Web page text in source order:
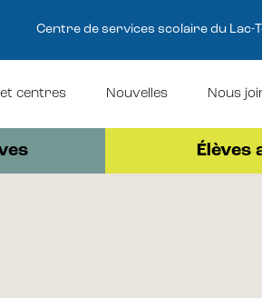
Centre de services scolaire du Lac-
et centres Nouvelles Nous
Élèves